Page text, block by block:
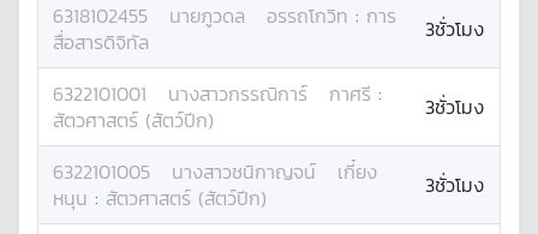
6318102455 นายภูวดล อรรถโกวิท : การ
สื่อสารดิจิทัล
3ชั่วโมง
6322101001 นางสาวกรรณิการ์ กาศรี :
สัตวศาสตร์ (สัตว์ปีก)
3ชั่วโมง
6322101005 นางสาวชนิกาญจน์
เกี๋ยง
หนุน : สัตวศาสตร์ (สัตว์ปีก) 3ชั่วโมง